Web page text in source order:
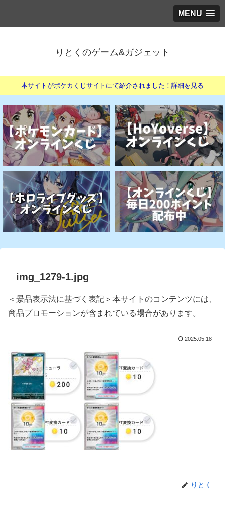
MENU
りとくのゲーム&ガジェット
本サイトがポケカくじサイトにて紹介されました！詳細を見る
img_1279-1.jpg
＜景品表示法に基づく表記＞本サイトのコンテンツには、
商品プロモーションが含まれている場合があります。
2025.05.18
りとく